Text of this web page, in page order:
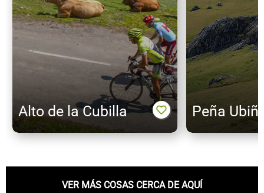
Alto de la Cubilla Peña
VER MÁS COSAS CERCA DE AQUÍ